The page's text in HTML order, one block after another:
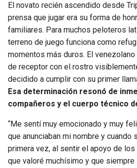
El novato recién ascendido desde
prensa que jugar era su forma de
familiares. Para muchos peloteros
terreno de juego funciona como
momentos más duros. El
de receptor con el rostro
decidido a cumplir con su primer
Esa determinación resonó de
compañeros y el cuerpo técnico
“Me sentí muy emocionado y muy
que anunciaban mi nombre y cuando
primera vez, al sentir el apoyo de
que valoré muchísimo y que siempre